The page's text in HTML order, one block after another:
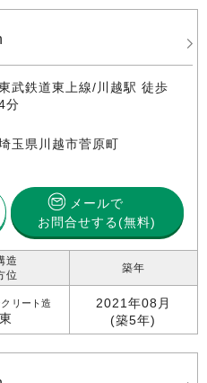
武鉄道東上線/川越駅 徒歩
分
玉県川越市菅原町
メールで
お問合せする(無料)
造
位
リート造
東
築年
2021年08月
(築5年)